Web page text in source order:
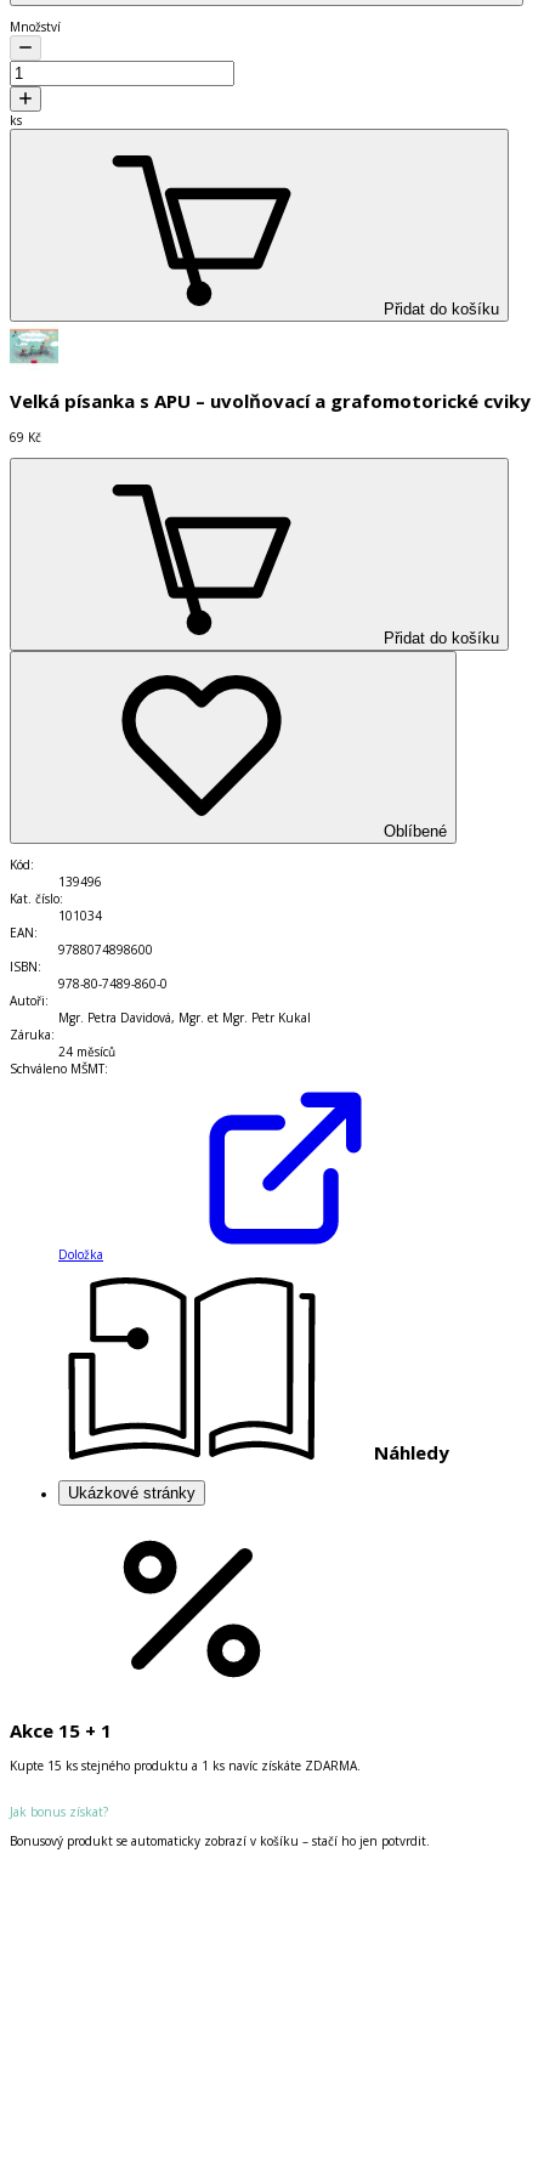
Množství
ks
Přidat do košíku
Velká písanka s APU – uvolňovací a grafomotorické cviky
69 Kč
Přidat do košíku
Oblíbené
Kód:
139496
Kat. číslo:
101034
EAN:
9788074898600
ISBN:
978-80-7489-860-0
Autoři:
Mgr. Petra Davidová, Mgr. et Mgr. Petr Kukal
Záruka:
24 měsíců
Schváleno MŠMT:
Doložka
Náhledy
Ukázkové stránky
Akce 15 + 1
Kupte 15 ks stejného produktu a 1 ks navíc získáte ZDARMA.
Jak bonus získat?
Bonusový produkt se automaticky zobrazí v košíku – stačí ho jen potvrdit.